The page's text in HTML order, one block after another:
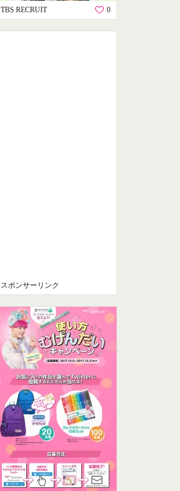
TBS RECRUIT 0
スポンサーリンク